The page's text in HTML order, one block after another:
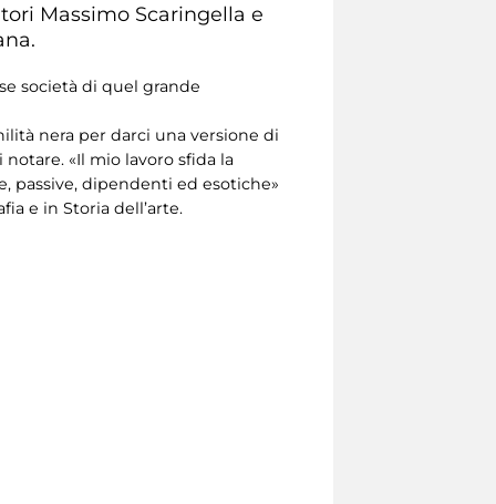
Massimo Scaringella e
società di quel grande
nera per darci una versione di
«Il mio lavoro sfida la
passive, dipendenti ed esotiche»
e in Storia dell’arte.